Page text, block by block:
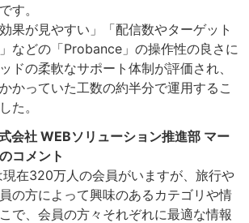
す。
果が見やすい」「配信数やターゲット
などの「Probance」の操作性の良さに
ドの柔軟なサポート体制が評価され、
かっていた工数の約半分で運用するこ
た。
会社 WEBソリューション推進部 マー
コメント
在320万人の会員がいますが、旅行や
の方によって興味のあるカテゴリや情
で、会員の方々それぞれに最適な情報